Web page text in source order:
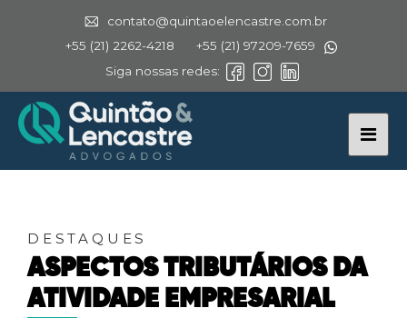
contato@quintaoelencastre.com.br
+55 (21) 2262-4218
+55 (21) 97209-7659
Siga nossas redes:
DESTAQUES
ASPECTOS TRIBUTÁRIOS DA
ATIVIDADE EMPRESARIAL